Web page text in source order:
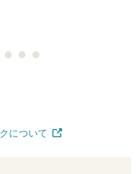
について